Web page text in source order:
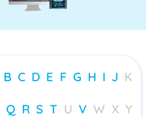
B C D E F G H I J K
Q R S T U V W X Y